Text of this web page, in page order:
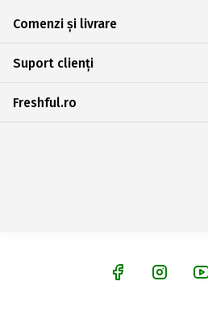
Comenzi și livrare
Suport clienți
Freshful.ro